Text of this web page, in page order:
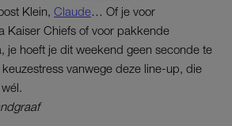
Klein, Claude … Of je voor
Kaiser Chiefs of voor pakkende
je hoeft je dit weekend geen seconde te
vanwege deze line-up, die